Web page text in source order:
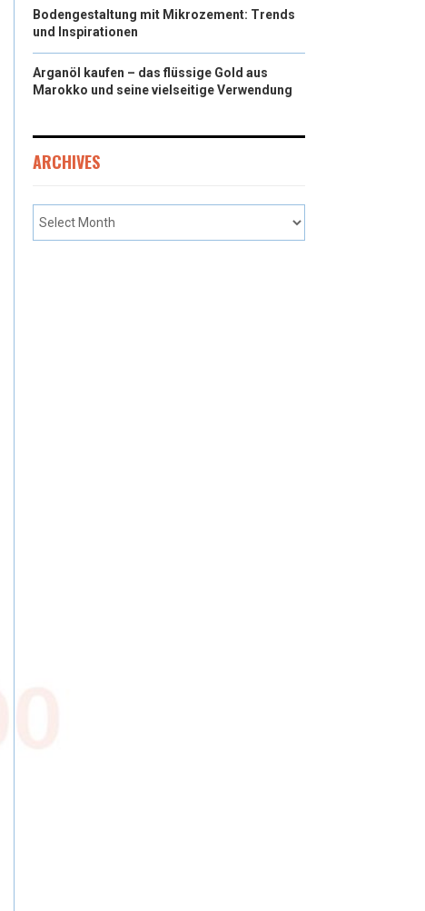
Bodengestaltung mit Mikrozement: Trends
und Inspirationen
Arganöl kaufen – das flüssige Gold aus
Marokko und seine vielseitige Verwendung
ARCHIVES